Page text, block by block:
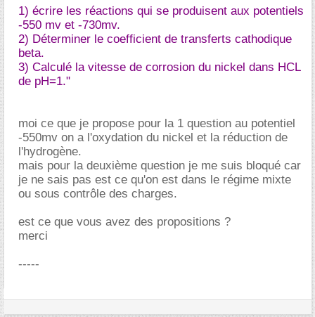
1) écrire les réactions qui se produisent aux potentiels
-550 mv et -730mv.
2) Déterminer le coefficient de transferts cathodique
beta.
3) Calculé la vitesse de corrosion du nickel dans HCL
de pH=1."
moi ce que je propose pour la 1 question au potentiel
-550mv on a l'oxydation du nickel et la réduction de
l'hydrogène.
mais pour la deuxième question je me suis bloqué car
je ne sais pas est ce qu'on est dans le régime mixte
ou sous contrôle des charges.
est ce que vous avez des propositions ?
merci
-----